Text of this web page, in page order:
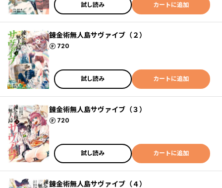
試し読み カートに追加
錬金術無人島サヴァイブ（２）
720
ポイント
試し読み カートに追加
錬金術無人島サヴァイブ（３）
720
ポイント
試し読み カートに追加
錬金術無人島サヴァイブ（４）